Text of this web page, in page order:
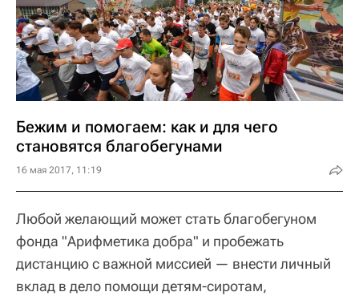
Бежим и помогаем: как и для чего
становятся благобегунами
16 мая 2017, 11:19
Любой желающий может стать благобегуном
фонда "Арифметика добра" и пробежать
дистанцию с важной миссией — внести личный
вклад в дело помощи детям-сиротам,